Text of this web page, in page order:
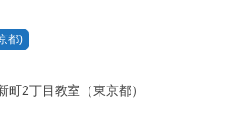
都)
町2丁目教室（東京都）